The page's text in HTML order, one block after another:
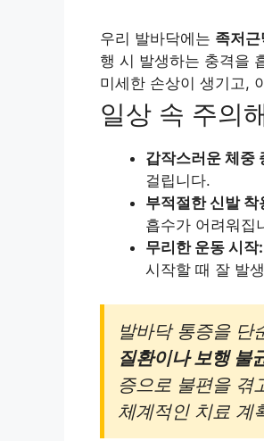
우리 발바닥에는 족저근
행 시 발생하는 충격을
미세한 손상이 생기고,
일상 속 주의
갑작스러운 체중
걸립니다.
부적절한 신발 착
흡수가 어려워집
무리한 운동 시작:
시작할 때 잘 발
발바닥 통증을 단
질환이나 보행 불
증으로 불편을 겪
체계적인 치료 계